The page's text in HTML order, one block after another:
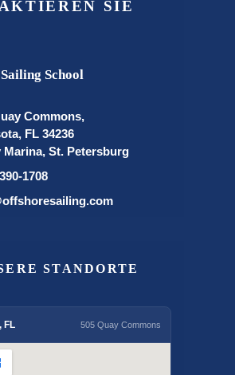
SIE
School
Commons,
FL 34236
Marina, St. Petersburg
1708
STANDORTE
FL 505 Quay Commons